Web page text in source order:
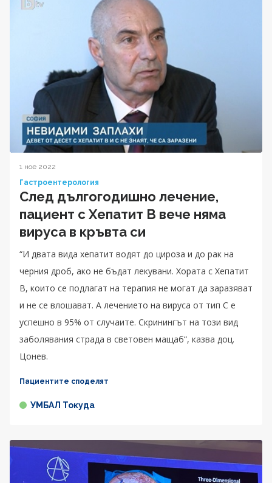
1 ное 2022
Гастроентерология
След дългогодишно лечение,
пациент с Хепатит B вече няма
вируса в кръвта си
“И двата вида хепатит водят до цироза и до рак на
черния дроб, ако не бъдат лекувани. Хората с Хепатит
B, които се подлагат на терапия не могат да заразяват
и не се влошават. А лечението на вируса от тип C е
успешно в 95% от случаите. Скринингът на този вид
заболявания страда в световен мащаб“, казва доц.
Цонев.
Пациентите споделят
УМБАЛ Токуда